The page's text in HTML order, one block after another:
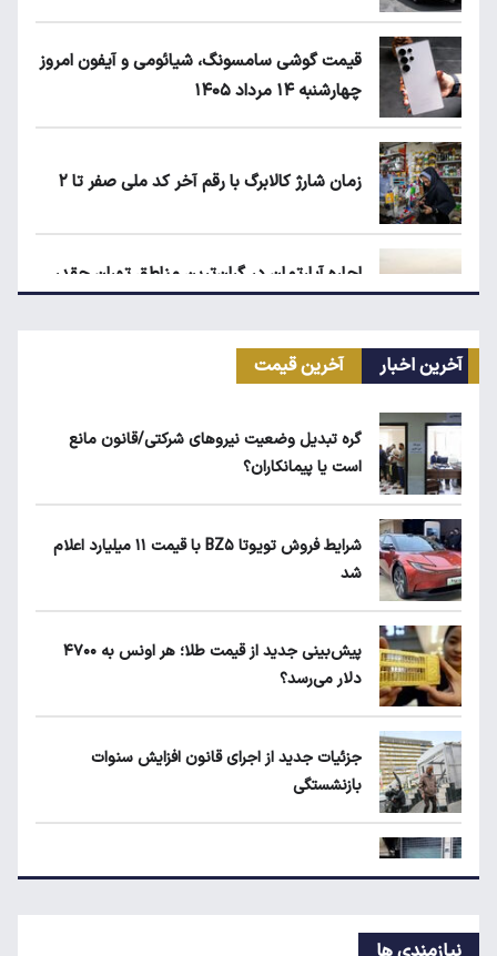
قیمت گوشی سامسونگ، شیائومی و آیفون امروز
چهارشنبه ۱۴ مرداد ۱۴۰۵
زمان شارژ کالابرگ با رقم آخر کد ملی صفر تا ۲
اجاره آپارتمان در گران‌ترین مناطق تهران چقدر
است؟
بلاگرهای پردرآمد مشمول مالیات هستند
ماجرای محدودیت گوشت برزیلی در اروپا
آخرین اخبار آخرین قیمت
گره تبدیل وضعیت نیروهای شرکتی/قانون مانع
است یا پیمانکاران؟
شرایط فروش تویوتا BZ۵ با قیمت ۱۱ میلیارد اعلام
شد
پیش‌بینی جدید از قیمت طلا؛ هر اونس به ۴۷۰۰
دلار می‌رسد؟
جزئیات جدید از اجرای قانون افزایش سنوات
بازنشستگی
پیش‌بینی جدید از نرخ تورم تا پایان سال